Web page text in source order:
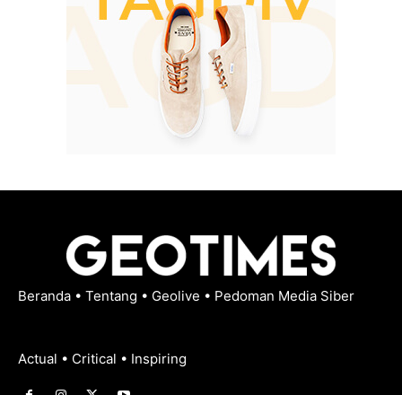
Beranda • Tentang • Geolive • Pedoman Media Siber
Actual • Critical • Inspiring